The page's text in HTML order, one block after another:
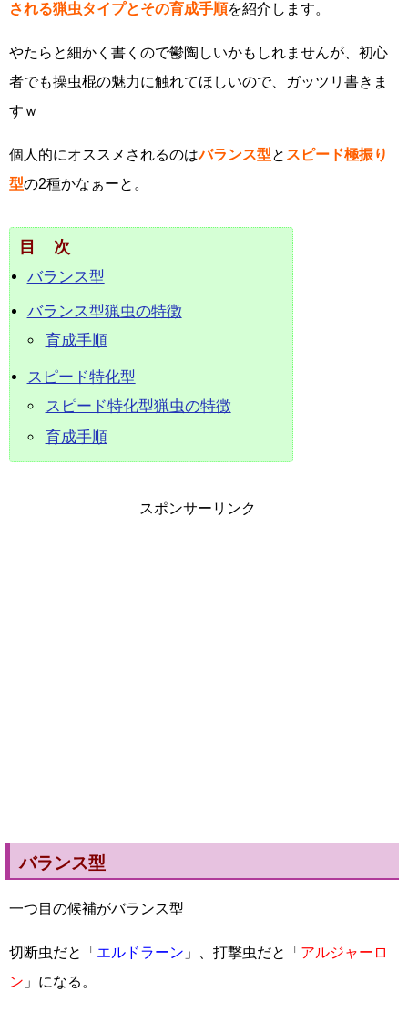
される猟虫タイプとその育成手順を紹介します。
やたらと細かく書くので鬱陶しいかもしれませんが、初心
者でも操虫棍の魅力に触れてほしいので、ガッツリ書きま
すｗ
個人的にオススメされるのはバランス型と スピード極振り
型の2種かなぁーと。
目次
バランス型
バランス型猟虫の特徴
育成手順
スピード特化型
スピード特化型猟虫の特徴
育成手順
スポンサーリンク
バランス型
一つ目の候補がバランス型
切断虫だと「 エルドラーン 」、打撃虫だと「 アルジャーロ
ン 」になる。